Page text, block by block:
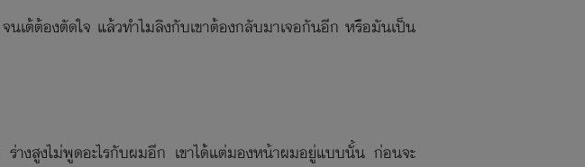
เต้ต้องตัดใจ แล้วทำไมลิงกับเขาต้องกลับมาเจอกันอีก หรือมันเป็น
างสูงไม่พูดอะไรกับผมอีก เขาได้แต่มองหน้าผมอยู่แบบนั้น ก่อนจะ